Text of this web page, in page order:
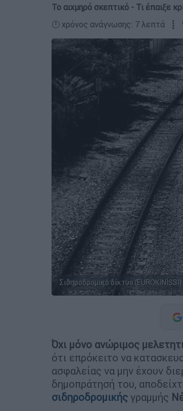
Το αιχμηρό σκεπτικό - Τι έπαιξε
🕛 χρόνος ανάγνωσης: 7 λεπτά
Σιδηροδρομικό δίκτυο (EUROKINISSI)
Όχι μόνο ανώριμος
ότι επρόκειτο να
ασφαλείας να μην έχουν
δημοπράτησή του,
σιδηροδρομικής γραμμής